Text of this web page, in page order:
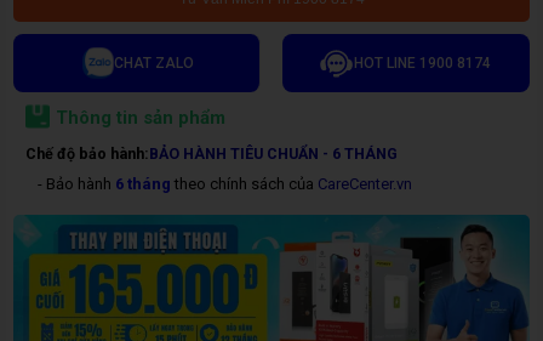
CHAT ZALO HOT LINE 1900 8174
Thông tin sản phẩm
Chế độ bảo hành:BẢO HÀNH TIÊU CHUẨN - 6 THÁNG
- Bảo hành 6 tháng theo chính sách của CareCenter.vn